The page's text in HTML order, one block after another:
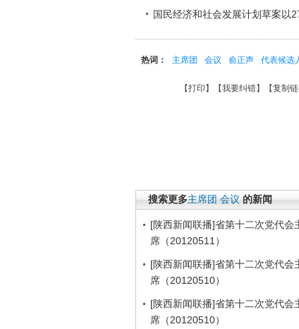
国民经济和社会发展计划草案以
热词： 主席团 会议 俞正声 代表候选
【打印 】【我要纠错】【复制
搜索更多主席团 会议 的新闻
[陕西新闻联播]省第十二次党代会
席（20120511）
[陕西新闻联播]省第十二次党代会
席（20120510）
[陕西新闻联播]省第十二次党代会
席（20120510）